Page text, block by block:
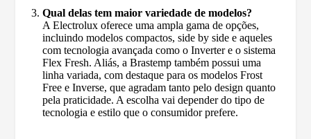
Qual delas tem maior variedade de modelos?
A Electrolux oferece uma ampla gama de opções,
incluindo modelos compactos, side by side e aqueles
com tecnologia avançada como o Inverter e o sistema
Flex Fresh. Aliás, a Brastemp também possui uma
linha variada, com destaque para os modelos Frost
Free e Inverse, que agradam tanto pelo design quanto
pela praticidade. A escolha vai depender do tipo de
tecnologia e estilo que o consumidor prefere.